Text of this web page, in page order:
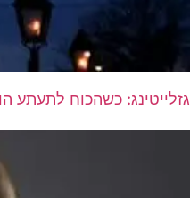
גזלייטינג: כשהכוח לתעתע